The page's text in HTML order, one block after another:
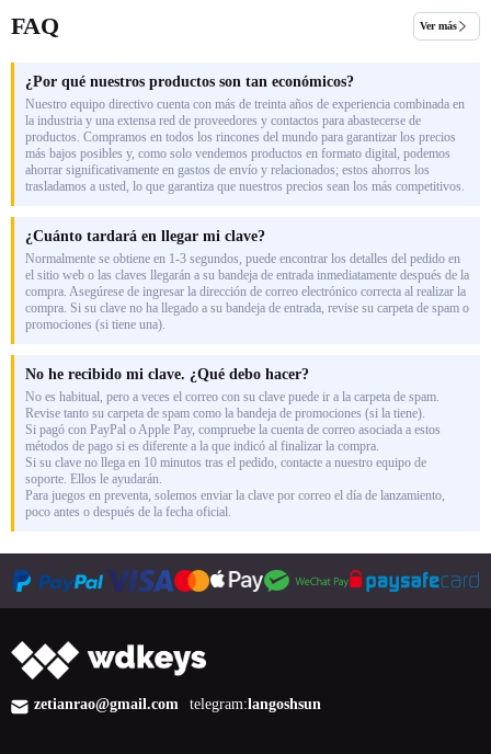
FAQ Ver más
¿Por qué nuestros productos son tan económicos?
Nuestro equipo directivo cuenta con más de treinta años de experiencia combinada en
la industria y una extensa red de proveedores y contactos para abastecerse de
productos. Compramos en todos los rincones del mundo para garantizar los precios
más bajos posibles y, como solo vendemos productos en formato digital, podemos
ahorrar significativamente en gastos de envío y relacionados; estos ahorros los
trasladamos a usted, lo que garantiza que nuestros precios sean los más competitivos.
¿Cuánto tardará en llegar mi clave?
Normalmente se obtiene en 1-3 segundos, puede encontrar los detalles del pedido en
el sitio web o las claves llegarán a su bandeja de entrada inmediatamente después de la
compra. Asegúrese de ingresar la dirección de correo electrónico correcta al realizar la
compra. Si su clave no ha llegado a su bandeja de entrada, revise su carpeta de spam o
promociones (si tiene una).
No he recibido mi clave. ¿Qué debo hacer?
No es habitual, pero a veces el correo con su clave puede ir a la carpeta de spam.
Revise tanto su carpeta de spam como la bandeja de promociones (si la tiene).
Si pagó con PayPal o Apple Pay, compruebe la cuenta de correo asociada a estos
métodos de pago si es diferente a la que indicó al finalizar la compra.
Si su clave no llega en 10 minutos tras el pedido, contacte a nuestro equipo de
soporte. Ellos le ayudarán.
Para juegos en preventa, solemos enviar la clave por correo el día de lanzamiento,
poco antes o después de la fecha oficial.
zetianrao@gmail.com telegram:langoshsun